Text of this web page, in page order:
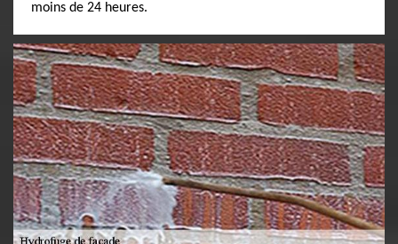
moins de 24 heures.